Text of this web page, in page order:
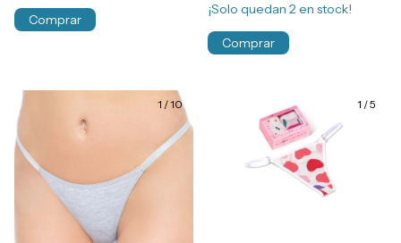
Comprar
¡Solo quedan 2en stock!
Comprar
1 /10 1 /5